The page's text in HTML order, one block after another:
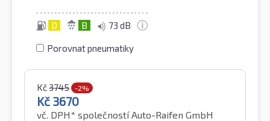
D B 73 dB
Porovnat pneumatiky
Kč3745 -2%
Kč 3670
vč. DPH* společností Auto-Raifen GmbH